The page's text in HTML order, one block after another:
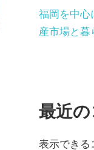
福岡を中
産市場と
最近
表示できる